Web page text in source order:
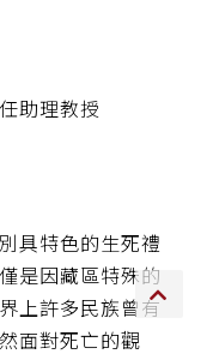
助理教授
具特色的生死禮
是因藏區特殊的
上許多民族曾有
面對死亡的觀